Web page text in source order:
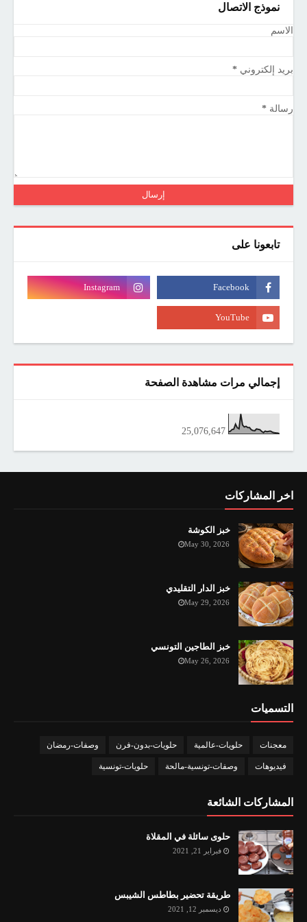
نموذج الاتصال
الاسم
بريد إلكتروني *
رسالة *
تابعونا على
إجمالي مرات مشاهدة الصفحة
25,076,647
اخر المشاركات
خبز الكوشة
May 30, 2026
خبز الدار التقليدي
May 29, 2026
خبز الطاجين التونسي
May 26, 2026
التسميات
معجنات حلويات-عالمية حلويات-بدون-فرن وصفات-رمضان
فيديوهات وصفات-تونسية-مالحة حلويات-تونسية
المشاركات الشائعة
حلوى سائلة في المقلاة
فبراير 21, 2021
طريقة تحضير بطاطس الشيبس
ديسمبر 12, 2021